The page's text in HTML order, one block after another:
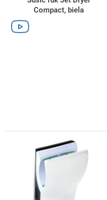
Compact, biela